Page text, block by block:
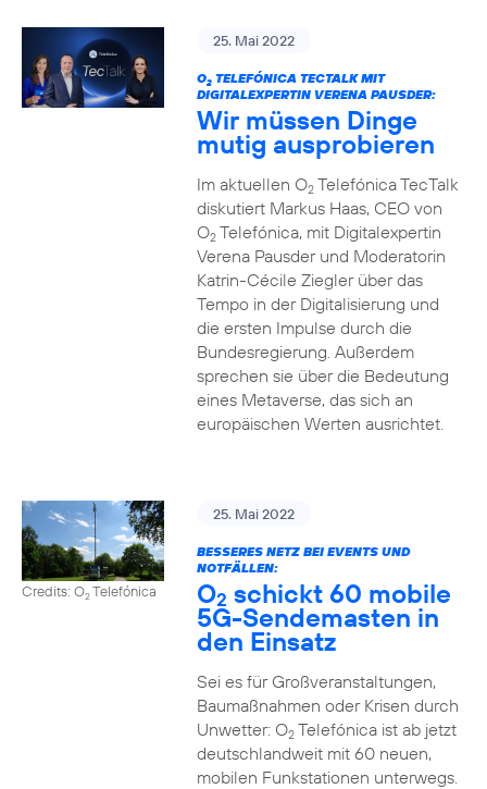
25. Mai 2022
O2TELEFÓNICA TECTALK MIT
DIGITALEXPERTIN VERENA PAUSDER:
Wir müssen Dinge
mutig ausprobieren
Im aktuellen O2Telefónica TecTalk
diskutiert Markus Haas, CEO von
O2Telefónica, mit Digitalexpertin
Verena Pausder und Moderatorin
Katrin-Cécile Ziegler über das
Tempo in der Digitalisierung und
die ersten Impulse durch die
Bundesregierung. Außerdem
sprechen sie über die Bedeutung
eines Metaverse, das sich an
europäischen Werten ausrichtet.
Credits: O2Telefónica
25. Mai 2022
BESSERES NETZ BEI EVENTS UND
NOTFÄLLEN:
O2 schickt 60 mobile
5G-Sendemasten in
den Einsatz
Sei es für Großveranstaltungen,
Baumaßnahmen oder Krisen durch
Unwetter: O2Telefónica ist ab jetzt
deutschlandweit mit 60 neuen,
mobilen Funkstationen unterwegs.